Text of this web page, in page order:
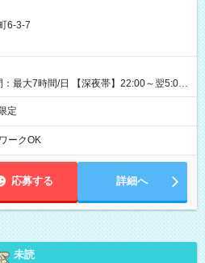
6-3-7
：最大7時間/日 【深夜帯】22:00～翌5:00
※22:00から翌5:00までは18歳以上の方
満の深夜業務禁止のため） ★深夜で
の勤務を行いますので、安心して働けま
定
ークOK
応募する 詳細へ
未読